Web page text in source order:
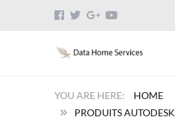
HOME
PRODUITS AUTODESK